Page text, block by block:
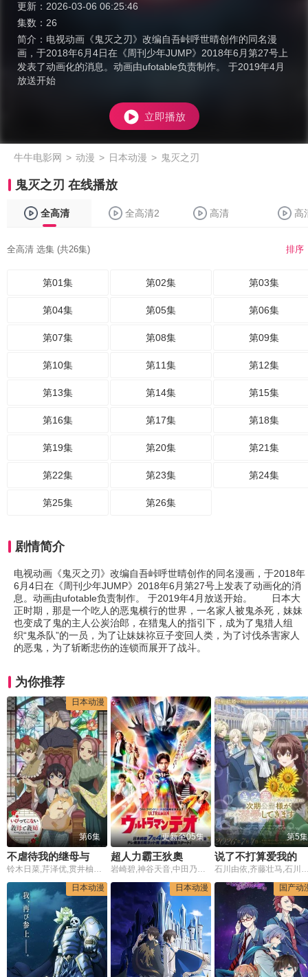
更新： 2026-03-06 06:25:46
集数： 26
简介： 电视动画《鬼灭之刃》改编自吾峠呼世晴创作的同名漫
画，于2018年6月4日在《周刊少年JUMP》2018年6月第27号上
发表了动画化的消息。动画由ufotable负责制作。 于2019年4月
放送开始
立即播放
牛牛电影网 > 动漫 > 日本动漫 > 鬼灭之刃
鬼灭之刃 在线播放
全高清 全高清2 高清 高
全高清 选集 (共26集) 排序
第01集 第02集 第03集
第04集 第05集 第06集
第07集 第08集 第09集
第10集 第11集 第12集
第13集 第14集 第15集
第16集 第17集 第18集
第19集 第20集 第21集
第22集 第23集 第24集
第25集 第26集
剧情简介
电视动画《鬼灭之刃》改编自吾峠呼世晴创作的同名漫画，于2018年
6月4日在《周刊少年JUMP》2018年6月第27号上发表了动画化的消
息。动画由ufotable负责制作。 于2019年4月放送开始。 日本大
正时期，那是一个吃人的恶鬼横行的世界，一名家人被鬼杀死，妹妹
也变成了鬼的主人公炭治郎，在猎鬼人的指引下，成为了鬼猎人组
织“鬼杀队”的一员，为了让妹妹祢豆子变回人类，为了讨伐杀害家人
的恶鬼，为了斩断悲伤的连锁而展开了战斗。
为你推荐
日本动漫
第6集
铃木日菜,芹泽优,贯井柚佳,麦穗杏菜,根本京里,内山夕实,市道真央
更新至05集
超人力霸王狄奧
岩崎碧,神谷天音,中田乃爱,上村侑,森本龙马,小林优,槙田雄司,福岛莉拉
第5集
石川由依,齐藤壮
日本动漫
日本动漫 国产动